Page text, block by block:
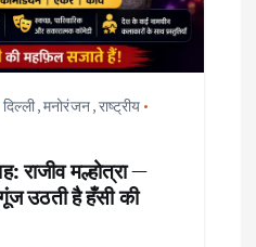
दिल्ली,मनोरंजन,राष्ट्रीय
राजीव मल्होत्रा —
उठती है हँसी की